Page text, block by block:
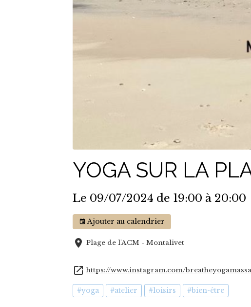
YOGA SUR LA
Le 09/07/2024 de 19:00 à 20:00
Ajouter au calendrier
Plage de l'ACM - Montalivet
https://www.instagram.com/
#yoga #atelier #loisirs #bien-être